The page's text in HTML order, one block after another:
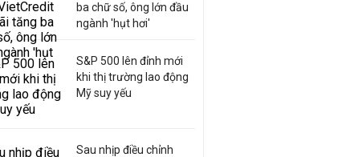
ba chữ số, ông lớn đầu
ngành 'hụt hơi'
S&P 500 lên đỉnh mới
khi thị trường lao động
Mỹ suy yếu
Sau nhịp điều chỉnh